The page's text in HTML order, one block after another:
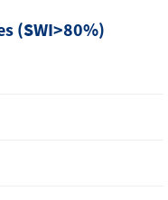
(SWI>80%)